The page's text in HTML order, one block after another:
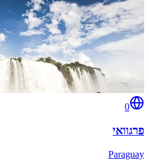
0
פרגוואי
Paraguay